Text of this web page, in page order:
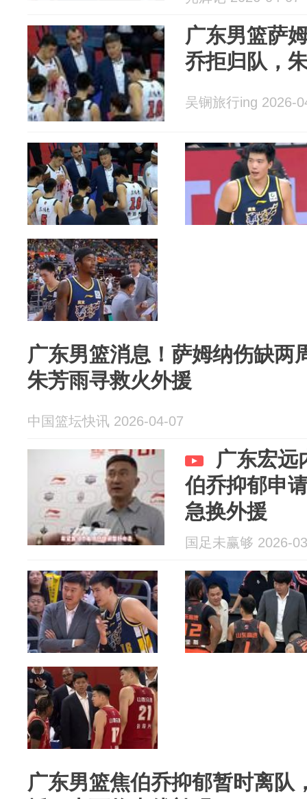
广东男篮萨
乔拒归队，
吴锎旅行ing 2026-
广东男篮消息！萨姆纳伤缺两
朱芳雨寻救火外援
中国篮坛快讯 2026-04-07
广东宏远
伯乔抑郁申
急换外援
国足未赢够 2026-
广东男篮焦伯乔抑郁暂时离队